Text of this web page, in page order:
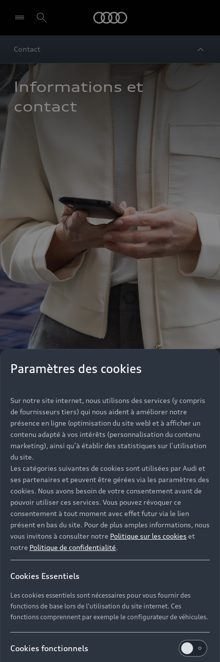
Paramètres des cookies
Sur notre site internet, nous utilisons des services (y compris
de fournisseurs tiers) qui nous aident à améliorer notre
présence en ligne (optimisation du site web) et à afficher un
contenu adapté à vos intérêts (personnalisation du contenu
marketing), ainsi qu’à établir des statistiques sur l’utilisation
du site.
Les catégories suivantes de cookies sont utilisées par Audi et
ses partenaires et peuvent être gérées via les paramètres des
cookies. Nous avons besoin de votre consentement avant de
pouvoir utiliser ces services. Vous pouvez révoquer ce
consentement à tout moment avec effet futur via le lien
présent en bas du site. Pour de plus amples informations, nous
vous invitons à consulter notre Politique sur les cookies et
notre Politique de confidentialité.
Cookies Essentiels
Les cookies essentiels sont nécessaires pour vous fournir des
fonctions de base lors de l'utilisation du site internet. Ces
fonctions comprennent par exemple le configurateur de véhicules.
Cookies fonctionnels
Contact
Informations et
contact
Notre équipe de professionnels se tient de
nouveau à votre disposition pour vous informer,
vous conseiller dans vos achats parmi une large
gamme de véhicules ou répondre à vos questions
Contacter votre Partenaire
Réserver un essai
Devis et prendre rendez-vous en ligne
AUDI MACON - Saone